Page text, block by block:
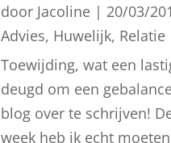
door Jacoline | 20/03/
Advies, Huwelijk, Relatie
Toewijding, wat een
deugd om een
blog over te schrijven!
week heb ik echt